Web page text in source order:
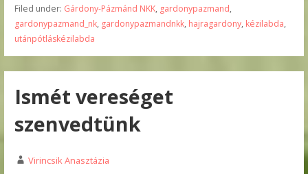
Filed under: Gárdony-Pázmánd NKK, gardonypazmand,
gardonypazmand_nk, gardonypazmandnkk, hajragardony, kézilabda,
utánpótláskézilabda
Ismét vereséget
szenvedtünk
Virincsik Anasztázia